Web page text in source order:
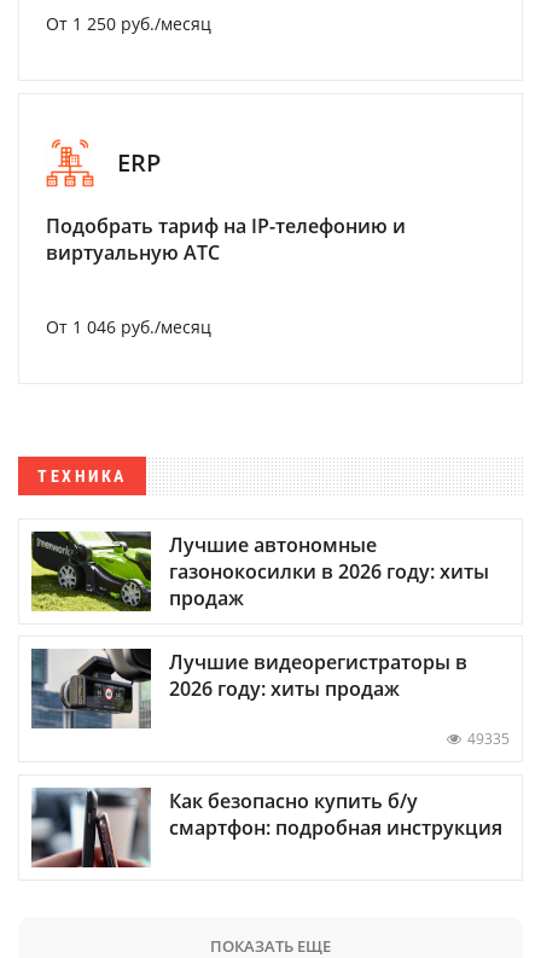
От 1 250 руб./месяц
ERP
Подобрать тариф на IP-телефонию и
виртуальную АТС
От 1 046 руб./месяц
ТЕХНИКА
Лучшие автономные
газонокосилки в 2026 году: хиты
продаж
Лучшие видеорегистраторы в
2026 году: хиты продаж
49335
Как безопасно купить б/у
смартфон: подробная инструкция
ПОКАЗАТЬ ЕЩЕ